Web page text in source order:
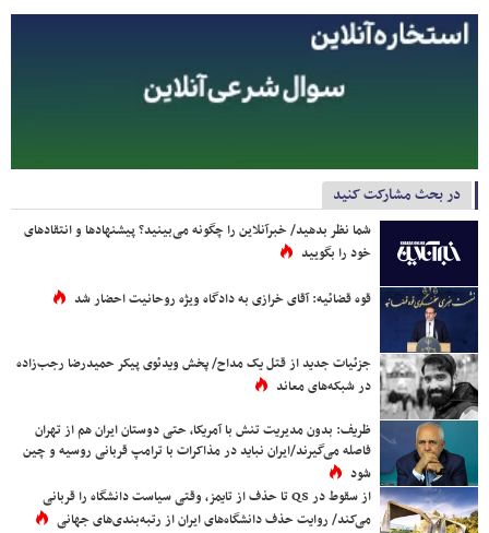
در بحث مشارکت کنید
شما نظر بدهید/ خبرآنلاین را چگونه می‌بینید؟ پیشنهادها و انتقادهای
خود را بگویید
قوه قضائیه: آقای خرازی به دادگاه ویژه روحانیت احضار شد
جزئیات جدید از قتل یک مداح/ پخش ویدئوی پیکر حمیدرضا رجب‌زاده
در شبکه‌های معاند
ظریف: بدون مدیریت تنش با آمریکا، حتی دوستان ایران هم از تهران
فاصله می‌گیرند/ایران نباید در مذاکرات با ترامپ قربانی روسیه و چین
شود
از سقوط در QS تا حذف از تایمز، وقتی سیاست دانشگاه را قربانی
می‌کند/ روایت حذف دانشگاه‌های ایران از رتبه‌بندی‌های جهانی